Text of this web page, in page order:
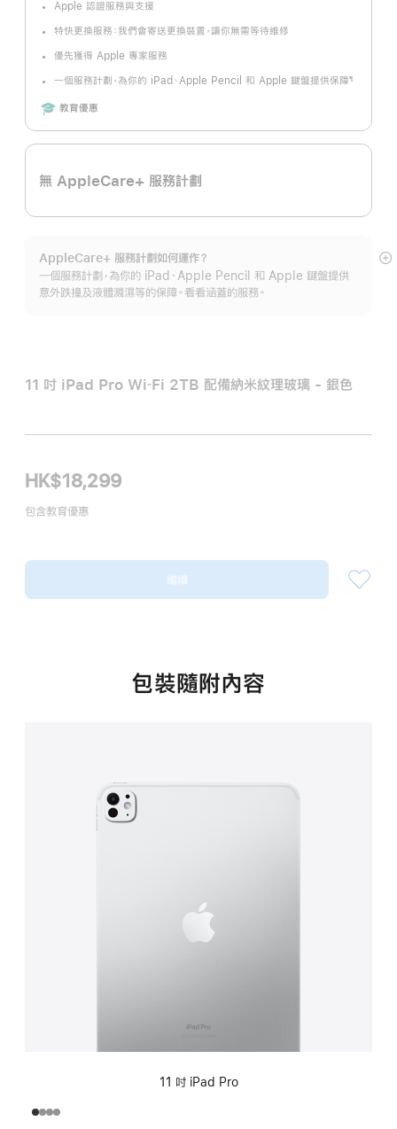
Apple 認證服務與支援
特快更換服務：我們會寄送更換裝置，讓你無需等待維修
優先獲得 Apple 專家服務
一個服務計劃，為你的 iPad、Apple Pencil 和 Apple 鍵盤提供保障¶
Includes
教育優惠
無 AppleCare+ 服務計劃
AppleCare+ 服務計劃如何運作？
一個服務計劃，為你的 iPad、Apple Pencil 和 Apple 鍵盤提供
意外跌撞及液體濺濕等的保障。看看涵蓋的服務。
顯
11 吋 iPad Pro Wi‑Fi 2TB 配備納米紋理玻璃 - 銀色
HK$18,299
包含教育優惠
繼續
包裝隨附內容
11 吋 iPad Pro